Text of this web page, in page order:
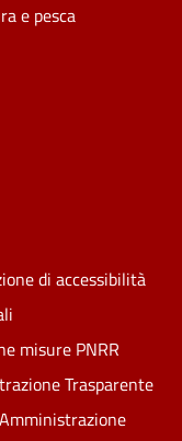
e pesca
di accessibilità
misure PNRR
Trasparente